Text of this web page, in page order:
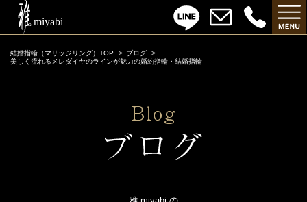
結婚指輪（マリッジリング）TOP
ブログ
美しく流れるメレダイヤのラインが魅力の婚約指輪・結婚指輪